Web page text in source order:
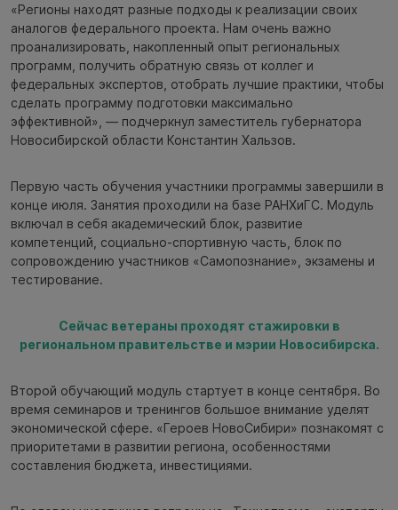
«Регионы находят разные подходы к реализации своих
аналогов федерального проекта. Нам очень важно
проанализировать, накопленный опыт региональных
программ, получить обратную связь от коллег и
федеральных экспертов, отобрать лучшие практики, чтобы
сделать программу подготовки максимально
эффективной», — подчеркнул заместитель губернатора
Новосибирской области Константин Хальзов.
Первую часть обучения участники программы завершили в
конце июля. Занятия проходили на базе РАНХиГС. Модуль
включал в себя академический блок, развитие
компетенций, социально-спортивную часть, блок по
сопровождению участников «Самопознание», экзамены и
тестирование.
Сейчас ветераны проходят стажировки в
региональном правительстве и мэрии Новосибирска.
Второй обучающий модуль стартует в конце сентября. Во
время семинаров и тренингов большое внимание уделят
экономической сфере. «Героев НовоСибири» познакомят с
приоритетами в развитии региона, особенностями
составления бюджета, инвестициями.